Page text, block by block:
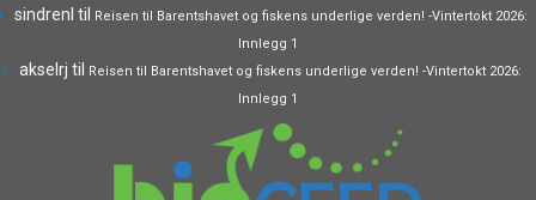
sindrenl til Reisen til Barentshavet og fiskens underlige verden! -Vintertokt 2026:
Innlegg 1
akselrj til Reisen til Barentshavet og fiskens underlige verden! -Vintertokt 2026:
Innlegg 1